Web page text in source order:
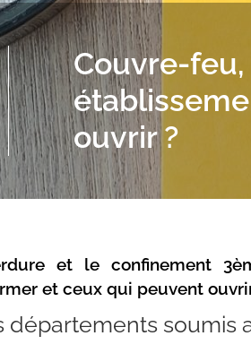
Couvre-
ouvrir ?
et le confinement
et ceux qui peuvent
départements soumis